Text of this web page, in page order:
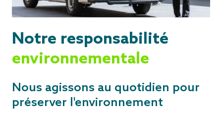
Notre responsabilité
environnementale
Nous agissons au quotidien pour
préserver l'environnement